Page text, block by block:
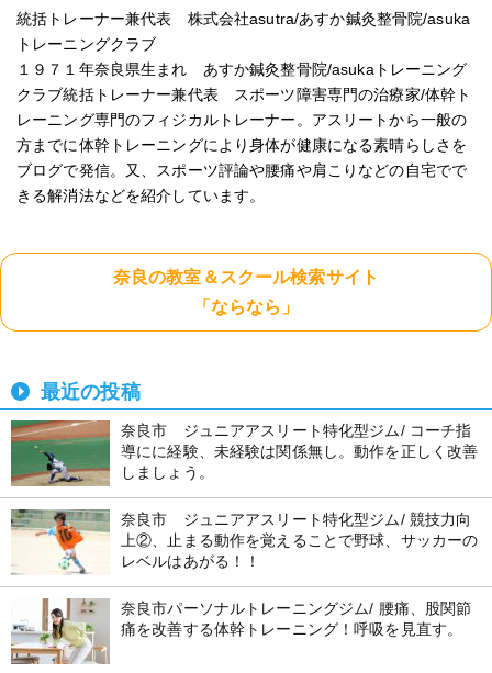
統括トレーナー兼代表 株式会社asutra/あすか鍼灸整骨院/asuka
トレーニングクラブ
１９７１年奈良県生まれ あすか鍼灸整骨院/asukaトレーニング
クラブ統括トレーナー兼代表 スポーツ障害専門の治療家/体幹ト
レーニング専門のフィジカルトレーナー。アスリートから一般の
方までに体幹トレーニングにより身体が健康になる素晴らしさを
ブログで発信。又、スポーツ評論や腰痛や肩こりなどの自宅でで
きる解消法などを紹介しています。
奈良の教室＆スクール検索サイト
「ならなら」
最近の投稿
奈良市 ジュニアアスリート特化型ジム/ コーチ指
導にに経験、未経験は関係無し。動作を正しく改善
しましょう。
奈良市 ジュニアアスリート特化型ジム/ 競技力向
上②、止まる動作を覚えることで野球、サッカーの
レベルはあがる！！
奈良市パーソナルトレーニングジム/ 腰痛、股関節
痛を改善する体幹トレーニング！呼吸を見直す。